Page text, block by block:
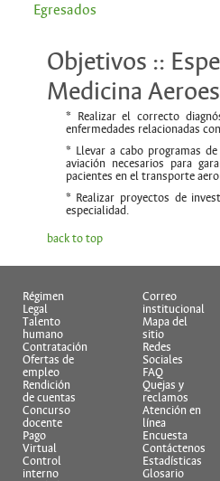
Egresados
Objetivos ::
Medicina
* Realizar el correcto
enfermedades relacionadas
* Llevar a cabo programas
aviación necesarios para
pacientes en el transporte
* Realizar proyectos de
especialidad.
back to top
Régimen
Legal
Talento
humano
Contratación
Ofertas de
empleo
Rendición
de cuentas
Concurso
docente
Pago
Virtual
Control
interno
Correo
institucional
Mapa del
sitio
Redes
Sociales
FAQ
Quejas y
reclamos
Atención en
línea
Encuesta
Contáctenos
Estadísticas
Glosario